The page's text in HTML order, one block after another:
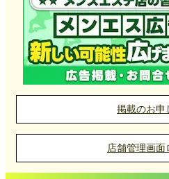
掲載のお申
店舗管理画面